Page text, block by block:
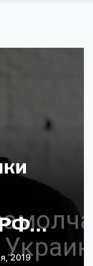
РФ –
из
2019